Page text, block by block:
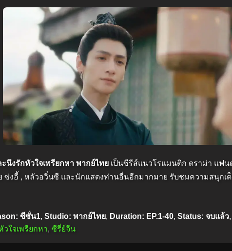
นึงรักหัวใจเพรียกหา พากย์ไทย เป็นซีรีส์แนวโรแมนติก ดราม่า แฟ
ซ่งอี้ , หลัวอวิ๋นซี และนักแสดงท่านอื่นอีกมากมาย รับชมความสนุกเ
ซีซั่น1, Studio: พากย์ไทย, Duration: EP.1-40, Status: จบแล้ว,
วใจเพรียกหา, ซีรี่ย์จีน